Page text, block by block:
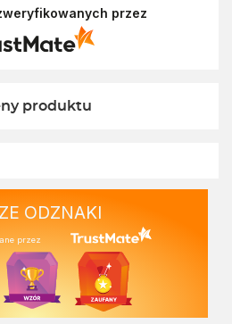
zaopatrujących się w
nadzieję, że do nas wrócisz :)
przez
produktu
ODZNAKI
przez